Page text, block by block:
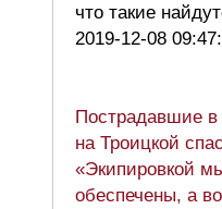
что такие
2019-12-08
Пострадавшие в
на Троицкой
«Экипировкой
обеспечены, а